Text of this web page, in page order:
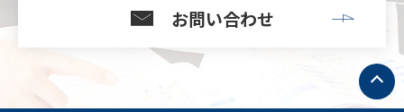
お問い合わせ
ト
ッ
プ